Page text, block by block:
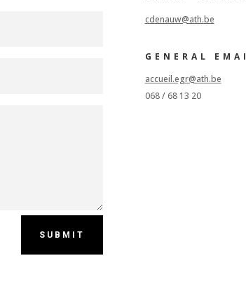
SUBMIT
cdenauw@ath.be
GENERAL
accueil.egr@ath.be
068 / 68 13 20